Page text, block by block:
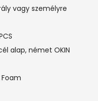
vagy személyre
alap, német OKIN